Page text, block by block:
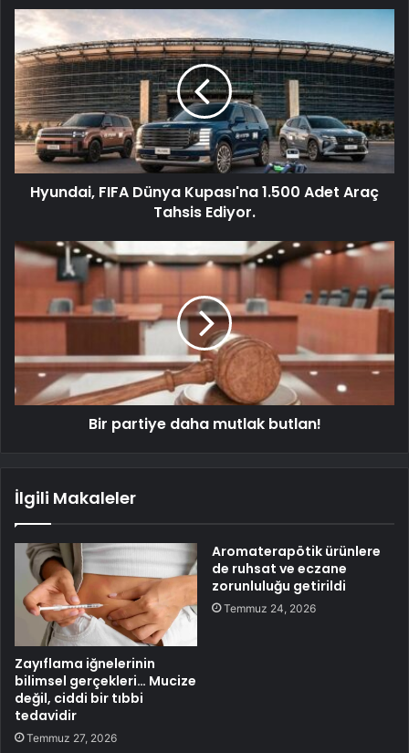
Hyundai, FIFA Dünya Kupası'na 1.500 Adet Araç
Tahsis Ediyor.
Bir partiye daha mutlak butlan!
İlgili Makaleler
Zayıflama iğnelerinin
bilimsel gerçekleri… Mucize
değil, ciddi bir tıbbi
tedavidir
Temmuz 27, 2026
Aromaterapötik ürünlere
de ruhsat ve eczane
zorunluluğu getirildi
Temmuz 24, 2026